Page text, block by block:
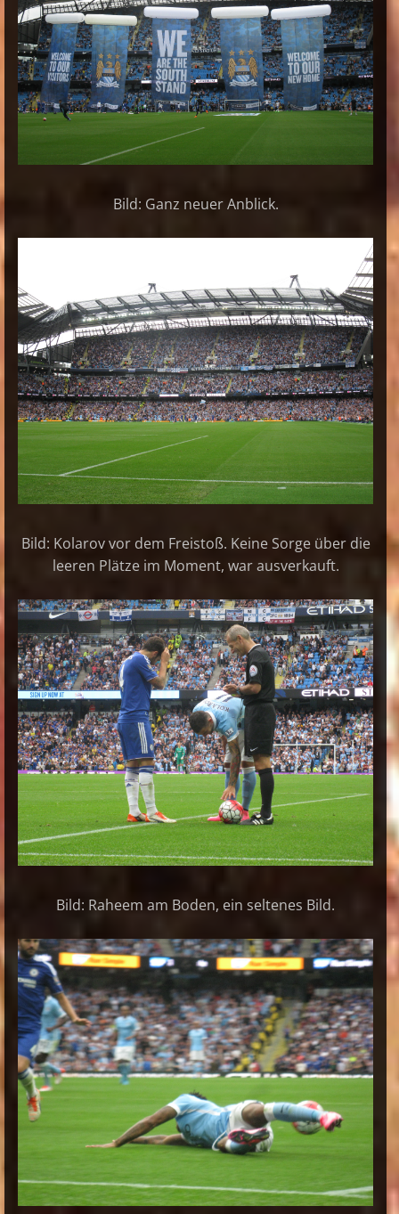
Bild: Ganz neuer Anblick.
Bild: Kolarov vor dem Freistoß. Keine Sorge über die
leeren Plätze im Moment, war ausverkauft.
Bild: Raheem am Boden, ein seltenes Bild.